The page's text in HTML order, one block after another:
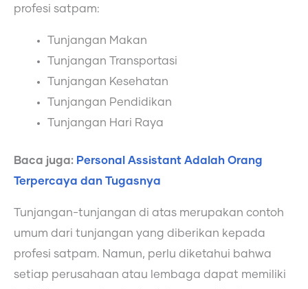
profesi satpam:
Tunjangan Makan
Tunjangan Transportasi
Tunjangan Kesehatan
Tunjangan Pendidikan
Tunjangan Hari Raya
Baca juga: Personal Assistant Adalah Orang
Terpercaya dan Tugasnya
Tunjangan-tunjangan di atas merupakan contoh
umum dari tunjangan yang diberikan kepada
profesi satpam. Namun, perlu diketahui bahwa
setiap perusahaan atau lembaga dapat memiliki